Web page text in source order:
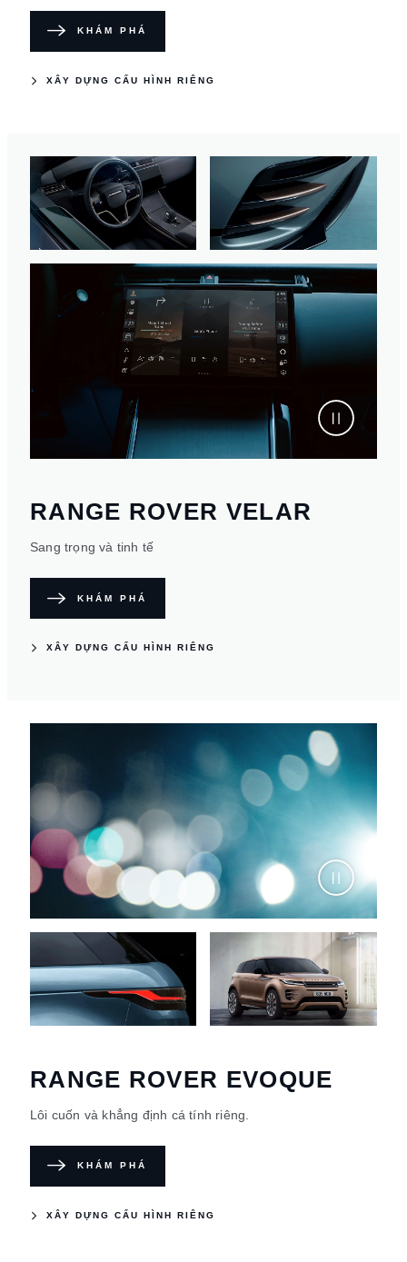
KHÁM PHÁ
XÂY DỰNG CẤU HÌNH RIÊNG
RANGE ROVER VELAR
Sang trọng và tinh tế
KHÁM PHÁ
XÂY DỰNG CẤU HÌNH RIÊNG
RANGE ROVER EVOQUE
Lôi cuốn và khẳng định cá tính riêng.
KHÁM PHÁ
XÂY DỰNG CẤU HÌNH RIÊNG